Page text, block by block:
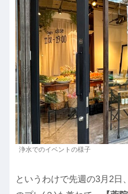
浄水でのイベントの様子
というわけで先週の3月2日